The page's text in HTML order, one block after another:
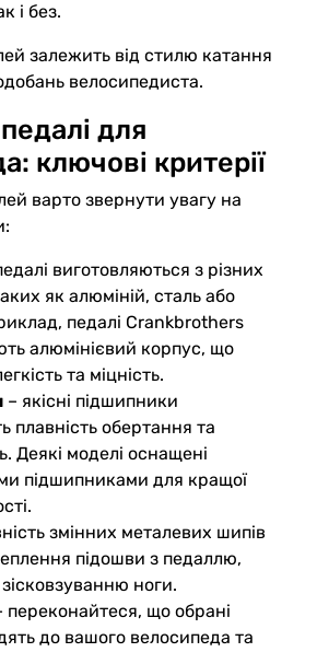
і без.
залежить від стилю катання
велосипедиста.
для
ключові критерії
варто звернути увагу на
виготовляються з різних
як алюміній, сталь або
педалі Crankbrothers
алюмінієвий корпус, що
та міцність.
– якісні підшипники
плавність обертання та
Деякі моделі оснащені
підшипниками для кращої
змінних металевих шипів
підошви з педаллю,
ноги.
переконайтеся, що обрані
до вашого велосипеда та